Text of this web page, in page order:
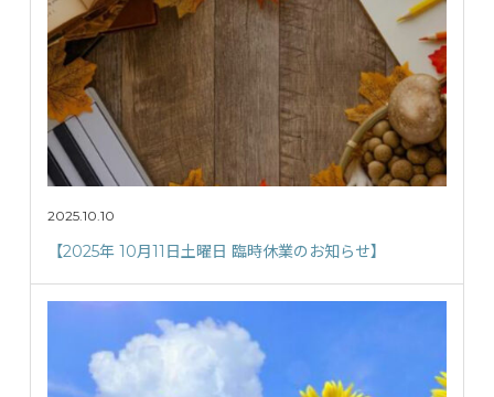
2025.10.10
【2025年 10月11日土曜日 臨時休業のお知らせ】